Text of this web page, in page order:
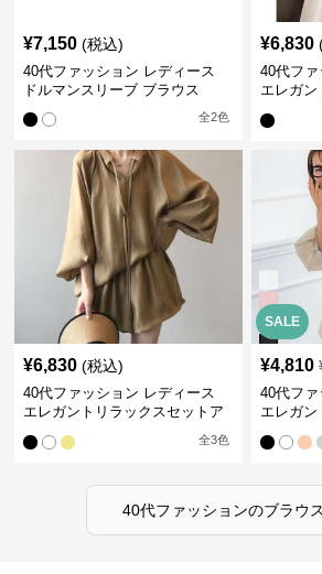
¥7,150 (税込)
40代ファッション レディース
ドルマンスリーブ ブラウス
全2色
¥6,830
40代フ
エレガン
¥6,830 (税込)
40代ファッション レディース
エレガントリラックスセットア
全3色
SALE
¥4,810
40代フ
エレガン
40代ファッションのブラウス